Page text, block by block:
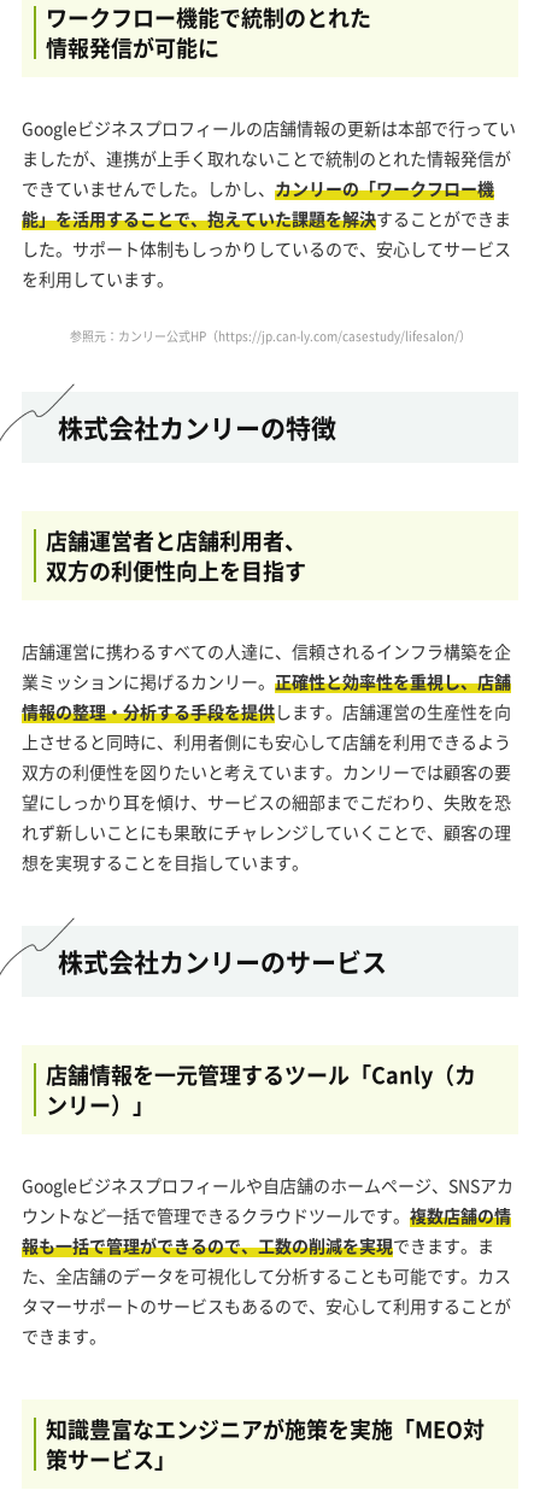
ワークフロー機能で統制のとれた
情報発信が可能に
Googleビジネスプロフィールの店舗情報の更新は本部で行ってい
ましたが、連携が上手く取れないことで統制のとれた情報発信が
できていませんでした。しかし、 カンリーの「ワークフロー機
能」を活用することで、抱えていた課題を解決することができま
した。サポート体制もしっかりしているので、安心してサービス
を利用しています。
参照元：カンリー公式HP（https://jp.can-ly.com/casestudy/lifesalon/）
株式会社カンリーの特徴
店舗運営者と店舗利用者、
双方の利便性向上を目指す
店舗運営に携わるすべての人達に、信頼されるインフラ構築を企
業ミッションに掲げるカンリー。 正確性と効率性を重視し、店舗
情報の整理・分析する手段を提供します。店舗運営の生産性を向
上させると同時に、利用者側にも安心して店舗を利用できるよう
双方の利便性を図りたいと考えています。カンリーでは顧客の要
望にしっかり耳を傾け、サービスの細部までこだわり、失敗を恐
れず新しいことにも果敢にチャレンジしていくことで、顧客の理
想を実現することを目指しています。
株式会社カンリーのサービス
店舗情報を一元管理するツール「Canly（カ
ンリー）」
Googleビジネスプロフィールや自店舗のホームページ、SNSアカ
ウントなど一括で管理できるクラウドツールです。 複数店舗の情
報も一括で管理ができるので、工数の削減を実現できます。ま
た、全店舗のデータを可視化して分析することも可能です。カス
タマーサポートのサービスもあるので、安心して利用することが
できます。
知識豊富なエンジニアが施策を実施「MEO対
策サービス」